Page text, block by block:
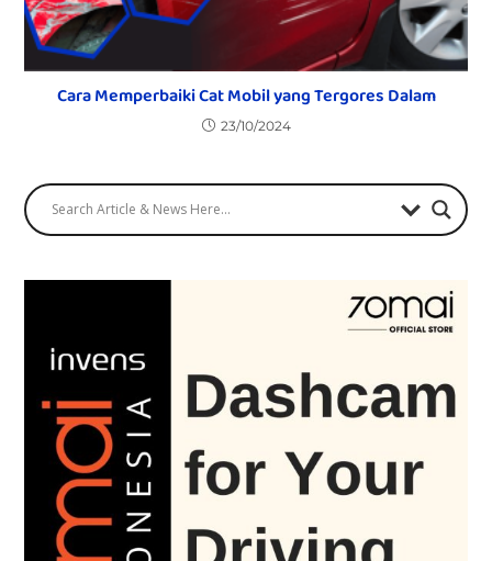
Cara Memperbaiki Cat Mobil yang Tergores Dalam
23/10/2024